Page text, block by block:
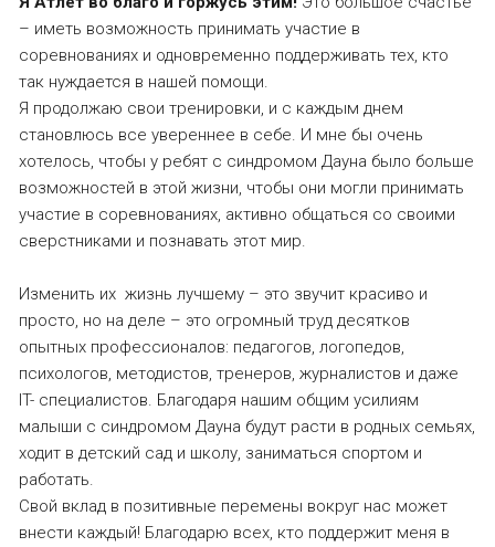
– иметь возможность принимать участие в
соревнованиях и одновременно поддерживать тех, кто
так нуждается в нашей помощи.
Я продолжаю свои тренировки, и с каждым днем
становлюсь все увереннее в себе. И мне бы очень
хотелось, чтобы у ребят с синдромом Дауна было больше
возможностей в этой жизни, чтобы они могли принимать
участие в соревнованиях, активно общаться со своими
сверстниками и познавать этот мир.
Изменить их жизнь лучшему – это звучит красиво и
просто, но на деле – это огромный труд десятков
опытных профессионалов: педагогов, логопедов,
психологов, методистов, тренеров, журналистов и даже
IT- специалистов. Благодаря нашим общим усилиям
малыши с синдромом Дауна будут расти в родных семьях,
ходит в детский сад и школу, заниматься спортом и
работать.
Свой вклад в позитивные перемены вокруг нас может
внести каждый! Благодарю всех, кто поддержит меня в